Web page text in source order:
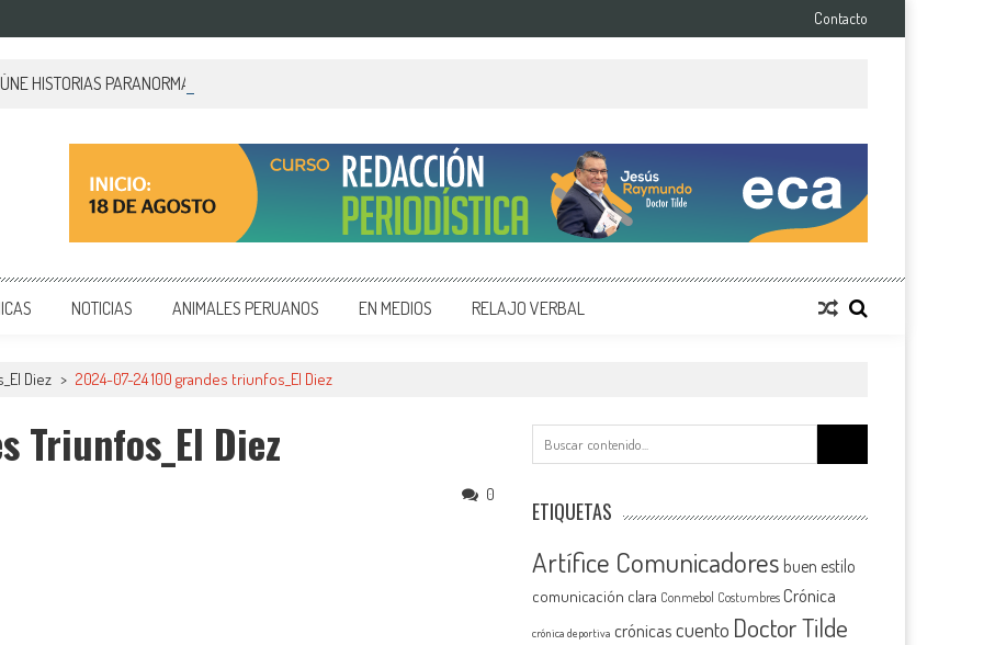
Contacto
HISTORIAS PARANORMALES DE PALACIO DE GOBIERNO
editoriales en diversos formatos, capacitamos en temas de comunicación y educación.
NOTICIAS ANIMALES PERUANOS EN MEDIOS RELAJO VERBAL
Diez > 2024-07-24 100 grandes triunfos_El Diez
Triunfos_El Diez
0
ETIQUETAS
Artífice Comunicadores buen estilo
comunicación clara Conmebol Costumbres Crónica
crónica deportiva crónicas cuento Doctor Tilde